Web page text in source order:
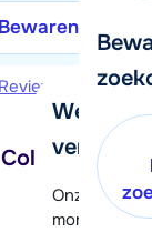
We
verder!
Onze
moment
Bewaren
Reviews Extra
150